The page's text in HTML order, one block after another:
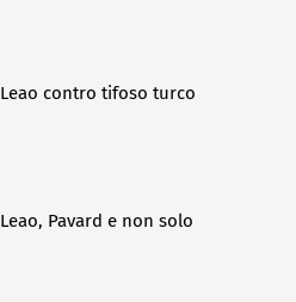
Leao contro tifoso turco
Leao, Pavard e non solo